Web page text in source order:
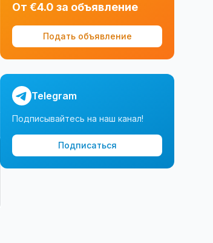
От €4.0 за объявление
Подать объявление
Telegram
Подписывайтесь на наш канал!
Подписаться